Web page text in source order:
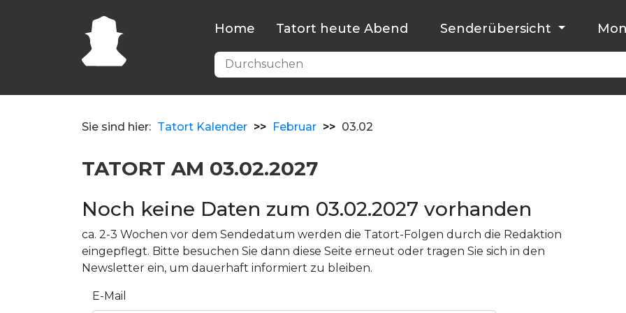
Home Tatort heute Abend Senderübersicht
Sie sind hier: Tatort Kalender >> Februar >> 03.02
TATORT AM 03.02.2027
Noch keine Daten zum 03.02.2027 vorhanden
ca. 2-3 Wochen vor dem Sendedatum werden die Tatort-Folgen durch die Redaktion
eingepflegt. Bitte besuchen Sie dann diese Seite erneut oder tragen Sie sich in den
Newsletter ein, um dauerhaft informiert zu bleiben.
E-Mail